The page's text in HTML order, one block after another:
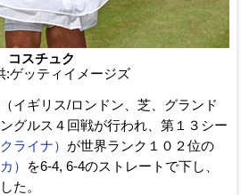
コスチュク
:ゲッティイメージズ
イギリス/ロンドン、芝、グランド
グルス４回戦が行われ、第１３シー
ライナ） が世界ランク１０２位の
）
を6-4, 6-4のストレートで下し、
た。